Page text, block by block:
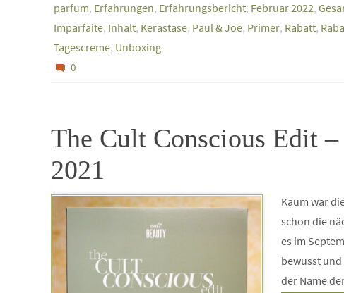
parfum, Erfahrungen, Erfahrungsbericht, Februar 2022,
Imparfaite, Inhalt, Kerastase, Paul & Joe, Primer, Rabatt,
Tagescreme, Unboxing
0
The Cult Conscious Edit
2021
Kaum war
schon die
es im
bewusst
der Name